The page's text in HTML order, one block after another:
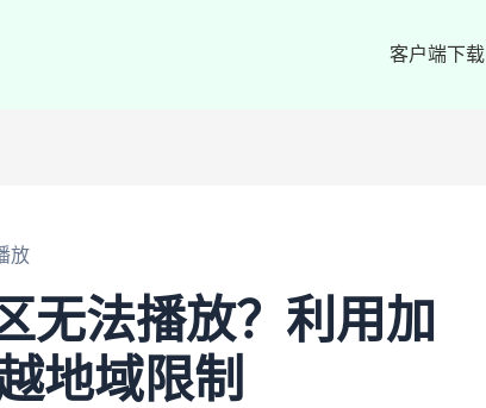
客户端下载
放
无法播放？利用加
地域限制